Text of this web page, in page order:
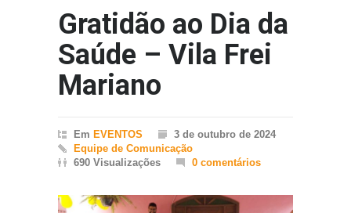
Gratidão ao Dia da
Saúde – Vila Frei
Mariano
Em EVENTOS
3 de outubro de 2024
Equipe de Comunicação
690 Visualizações
0 comentários